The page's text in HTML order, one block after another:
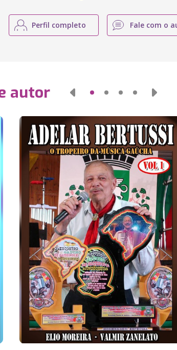
Perfil completo Fale com o
autor